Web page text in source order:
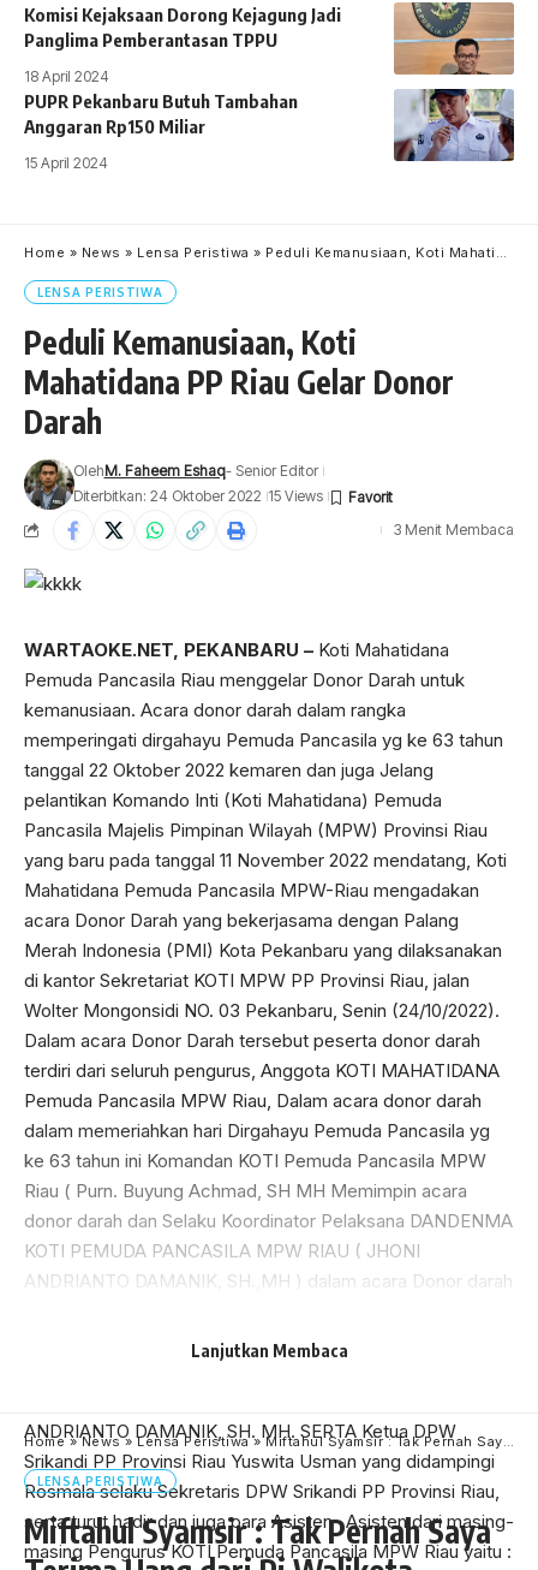
Komisi Kejaksaan Dorong Kejagung Jadi
Panglima Pemberantasan TPPU
18 April 2024
PUPR Pekanbaru Butuh Tambahan
Anggaran Rp150 Miliar
15 April 2024
Home » News » Lensa Peristiwa » Peduli Kemanusiaan, Koti Mahatidana PP Riau Gelar Donor Darah
LENSA PERISTIWA
Peduli Kemanusiaan, Koti
Mahatidana PP Riau Gelar Donor
Darah
OlehM. Faheem Eshaq- Senior Editor
Diterbitkan: 24 Oktober 2022 15 Views
3 Menit Membaca
WARTAOKE.NET, PEKANBARU – Koti Mahatidana
Pemuda Pancasila Riau menggelar Donor Darah untuk
kemanusiaan. Acara donor darah dalam rangka
memperingati dirgahayu Pemuda Pancasila yg ke 63 tahun
tanggal 22 Oktober 2022 kemaren dan juga Jelang
pelantikan Komando Inti (Koti Mahatidana) Pemuda
Pancasila Majelis Pimpinan Wilayah (MPW) Provinsi Riau
yang baru pada tanggal 11 November 2022 mendatang, Koti
Mahatidana Pemuda Pancasila MPW-Riau mengadakan
acara Donor Darah yang bekerjasama dengan Palang
Merah Indonesia (PMI) Kota Pekanbaru yang dilaksanakan
di kantor Sekretariat KOTI MPW PP Provinsi Riau, jalan
Wolter Mongonsidi NO. 03 Pekanbaru, Senin (24/10/2022).
Dalam acara Donor Darah tersebut peserta donor darah
terdiri dari seluruh pengurus, Anggota KOTI MAHATIDANA
Pemuda Pancasila MPW Riau, Dalam acara donor darah
dalam memeriahkan hari Dirgahayu Pemuda Pancasila yg
ke 63 tahun ini Komandan KOTI Pemuda Pancasila MPW
Riau ( Purn. Buyung Achmad, SH MH Memimpin acara
donor darah dan Selaku Koordinator Pelaksana DANDENMA
KOTI PEMUDA PANCASILA MPW RIAU ( JHONI
ANDRIANTO DAMANIK, SH.,MH ) dalam acara Donor darah
SH., MH,) didampingi oleh Wakil Komandan KOTI
ANDRIANTO DAMANIK, SH. MH. SERTA Ketua DPW
Srikandi PP Provinsi Riau Yuswita Usman yang didampingi
Rosmala selaku Sekretaris DPW Srikandi PP Provinsi Riau,
serta turut hadir dan juga para Asisten- Asisten dari masing-
masing Pengurus KOTI Pemuda Pancasila MPW Riau yaitu :
Lanjutkan Membaca
Home»News»Lensa Peristiwa»Miftahul Syamsir : Tak Pernah Saya Terima Uang dari Pj Walikota Pekanbaru
LENSA PERISTIWA
Miftahul Syamsir : Tak Pernah Saya